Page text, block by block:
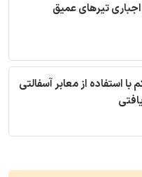
اجباری تیرهای عمیق
استفاده از معابر آسفالتی